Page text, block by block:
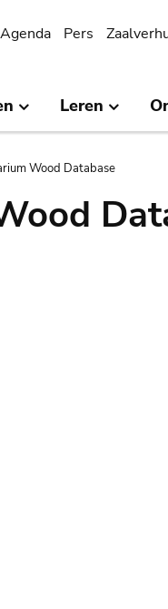
Agenda Pers
Leren
Wood Database